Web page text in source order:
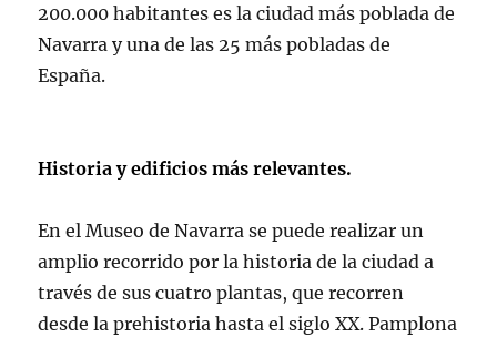
200.000 habitantes es la ciudad más poblada de
Navarra y una de las 25 más pobladas de
España.
Historia y edificios más relevantes.
En el Museo de Navarra se puede realizar un
amplio recorrido por la historia de la ciudad a
través de sus cuatro plantas, que recorren
desde la prehistoria hasta el siglo XX. Pamplona